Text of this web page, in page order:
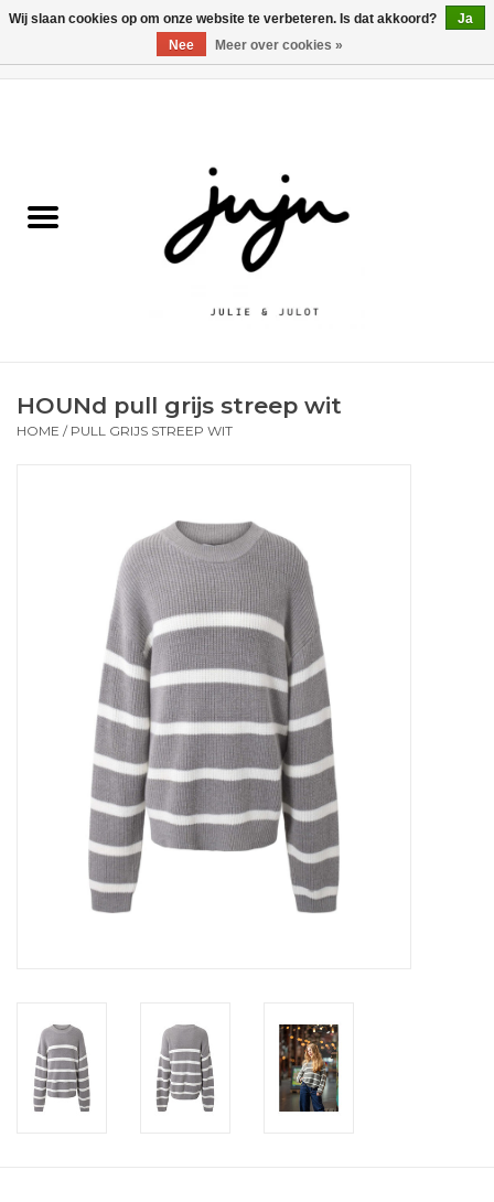
Kledij jongens
Schoenen
Cadeaubonnen
HOUNd pull grijs streep wit
HOME / PULL GRIJS STREEP WIT
Wij slaan cookies op om onze website te verbeteren. Is dat akkoord?
Ja
Nee
Meer over cookies »